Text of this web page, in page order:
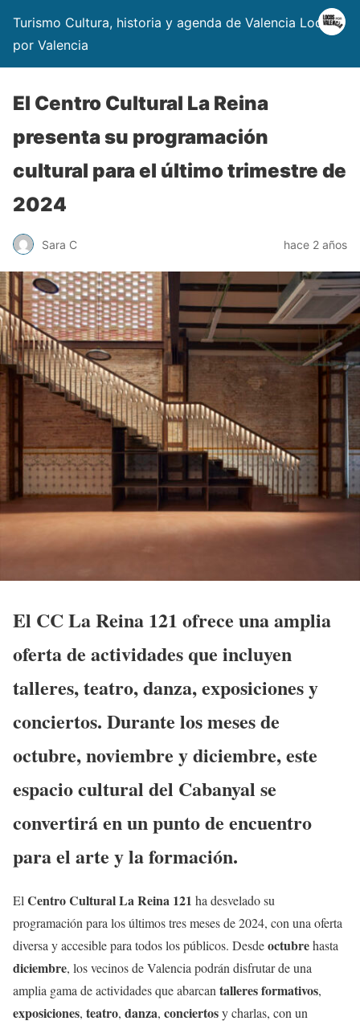
Turismo Cultura, historia y agenda de Valencia Locos
por Valencia
El Centro Cultural La Reina
presenta su programación
cultural para el último trimestre de
2024
Sara C hace 2 años
El CC La Reina 121 ofrece una amplia
oferta de actividades que incluyen
talleres, teatro, danza, exposiciones y
conciertos. Durante los meses de
octubre, noviembre y diciembre, este
espacio cultural del Cabanyal se
convertirá en un punto de encuentro
para el arte y la formación.
El Centro Cultural La Reina 121 ha desvelado su
programación para los últimos tres meses de 2024, con una oferta
diversa y accesible para todos los públicos. Desdeoctubrehasta
diciembre, los vecinos de Valencia podrán disfrutar de una
amplia gama de actividades que abarcan talleres formativos,
exposiciones, teatro, danza, conciertosy charlas, con un